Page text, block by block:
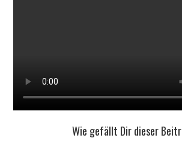
Wie gefällt Dir dieser